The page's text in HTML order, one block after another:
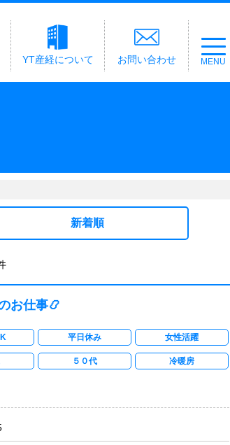
YT産経について お問い合わせ
新着順
お仕事📿
平日休み 女性活躍
５０代 冷暖房